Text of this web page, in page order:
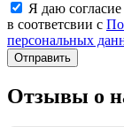
Я даю
в соответсвии с
персональных
Отправить
Отзывы о